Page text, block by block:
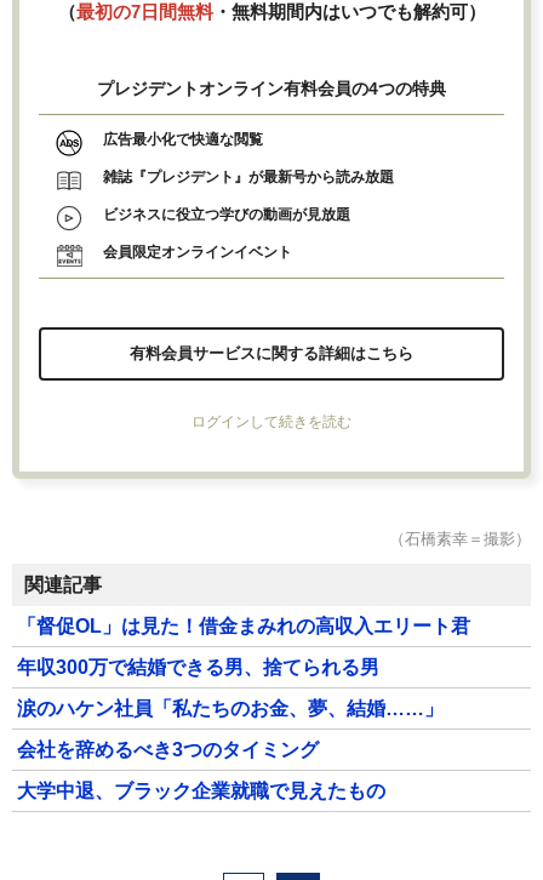
（最初の7日間無料・無料期間内はいつでも解約可）
プレジデントオンライン有料会員の4つの特典
広告最小化で快適な閲覧
雑誌『プレジデント』が最新号から読み放題
ビジネスに役立つ学びの動画が見放題
会員限定オンラインイベント
有料会員サービスに関する詳細はこちら
ログインして続きを読む
（石橋素幸＝撮影）
関連記事
「督促OL」は見た！借金まみれの高収入エリート君
年収300万で結婚できる男、捨てられる男
涙のハケン社員「私たちのお金、夢、結婚……」
会社を辞めるべき3つのタイミング
大学中退、ブラック企業就職で見えたもの